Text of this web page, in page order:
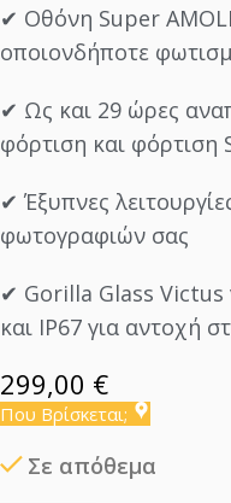
✔ Οθόνη Super
οποιονδήποτε
✔ Ως και 29 ώρες
φόρτιση και
✔ Έξυπνες
φωτογραφιών σας
✔ Gorilla Glass Victus
και IP67 για αντοχή
299,00 €
Που Βρίσκεται;
Σε απόθεμα